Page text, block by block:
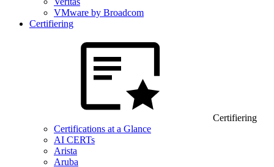
VMware by Broadcom
Certifiering
Certifiering
Certifications at a Glance
AI CERTs
Arista
Aruba